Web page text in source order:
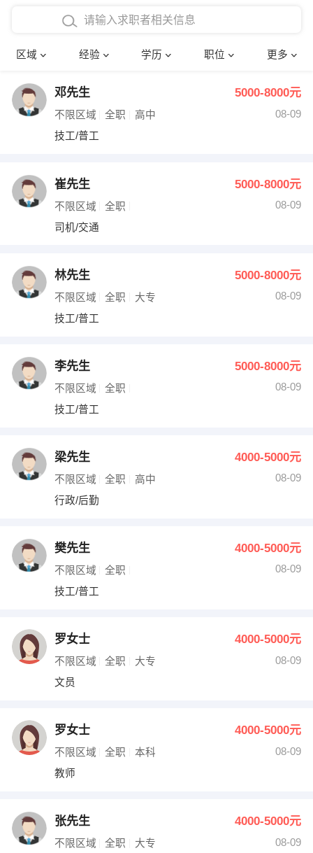
区域 经验 学历 职位 更多
在校学生工作经验
四年以上工作经验
五年以上工作经验
博士
文员 护士
财务会计
网络IT
收银员
水电/机修
编辑 法律
其他职位
确定
邓先生 5000-8000元
不限区域 全职 高中
08-09
技工/普工
崔先生 5000-8000元
不限区域 全职
08-09
司机/交通
林先生 5000-8000元
不限区域 全职 大专
08-09
技工/普工
李先生 5000-8000元
不限区域 全职
08-09
技工/普工
梁先生 4000-5000元
不限区域 全职 高中
08-09
行政/后勤
樊先生 4000-5000元
不限区域 全职
08-09
技工/普工
罗女士 4000-5000元
不限区域 全职 大专
08-09
文员
罗女士 4000-5000元
不限区域 全职 本科
08-09
教师
张先生 4000-5000元
不限区域 全职 大专
08-09